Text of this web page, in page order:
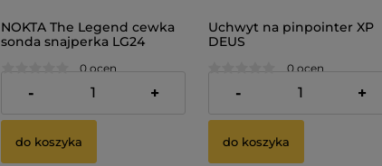
NOKTA The Legend cewka
sonda snajperka LG24
0 ocen
688,00 zł
- +
do koszyka
Uchwyt na pinpointer XP
DEUS
0 ocen
34,99 zł
- +
do koszyka